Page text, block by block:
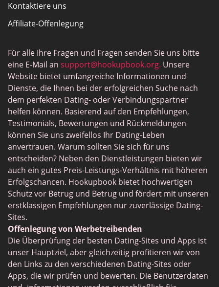
Kontaktiere uns
Affiliate-Offenlegung
Dating Tipps
Datenschutzrichtlinie für Hookupbook
Für alle Ihre Fragen und Fragen senden Sie uns bitte
eine E-Mail an support@hookupbook.org. Unsere
Website bietet umfangreiche Informationen und
Dienste, die Ihnen bei der erfolgreichen Suche nach
dem perfekten Dating- oder Verbindungspartner
helfen können. Basierend auf den Empfehlungen,
Testimonials, Bewertungen und Rückmeldungen
können Sie uns zweifellos Ihr Dating-Leben
anvertrauen. Warum sollten Sie sich für uns
entscheiden? Neben den Dienstleistungen bieten wir
auch ein gutes Preis-Leistungs-Verhältnis mit höheren
Erfolgschancen. Hookupbook bietet hochwertigen
Schutz vor Betrug und Betrug und fördert mit unseren
erstklassigen Empfehlungen nur zuverlässige Dating-
Sites.
Offenlegung von Werbetreibenden
Die Überprüfung der besten Dating-Sites und Apps ist
unser Hauptziel, aber gleichzeitig profitieren wir von
den Links zu den verschiedenen Dating-Sites oder
Apps, die wir prüfen und bewerten. Die Benutzerdaten